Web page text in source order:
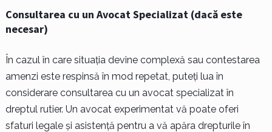
Consultarea cu un Avocat Specializat (dacă este
necesar)
În cazul în care situația devine complexă sau contestarea
amenzi este respinsă în mod repetat, puteți lua în
considerare consultarea cu un avocat specializat în
dreptul rutier. Un avocat experimentat vă poate oferi
sfaturi legale și asistență pentru a vă apăra drepturile în